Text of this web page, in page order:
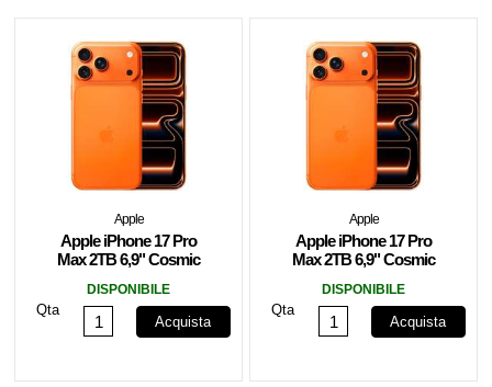
Apple
Apple iPhone 17 Pro
Max 2TB 6,9" Cosmic
DISPONIBILE
Qta
Acquista
Apple
Apple iPhone 17 Pro
Max 2TB 6,9" Cosmic
DISPONIBILE
Qta
Acquista